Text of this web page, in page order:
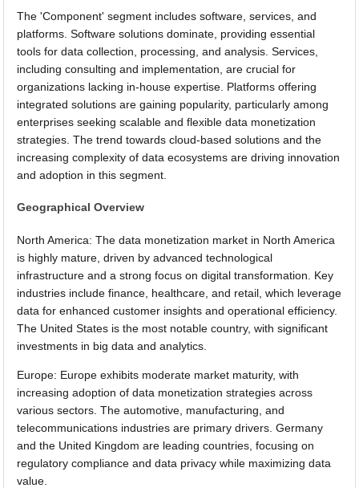
The 'Component' segment includes software, services, and
platforms. Software solutions dominate, providing essential
tools for data collection, processing, and analysis. Services,
including consulting and implementation, are crucial for
organizations lacking in-house expertise. Platforms offering
integrated solutions are gaining popularity, particularly among
enterprises seeking scalable and flexible data monetization
strategies. The trend towards cloud-based solutions and the
increasing complexity of data ecosystems are driving innovation
and adoption in this segment.
Geographical Overview
North America: The data monetization market in North America
is highly mature, driven by advanced technological
infrastructure and a strong focus on digital transformation. Key
industries include finance, healthcare, and retail, which leverage
data for enhanced customer insights and operational efficiency.
The United States is the most notable country, with significant
investments in big data and analytics.
Europe: Europe exhibits moderate market maturity, with
increasing adoption of data monetization strategies across
various sectors. The automotive, manufacturing, and
telecommunications industries are primary drivers. Germany
and the United Kingdom are leading countries, focusing on
regulatory compliance and data privacy while maximizing data
value.